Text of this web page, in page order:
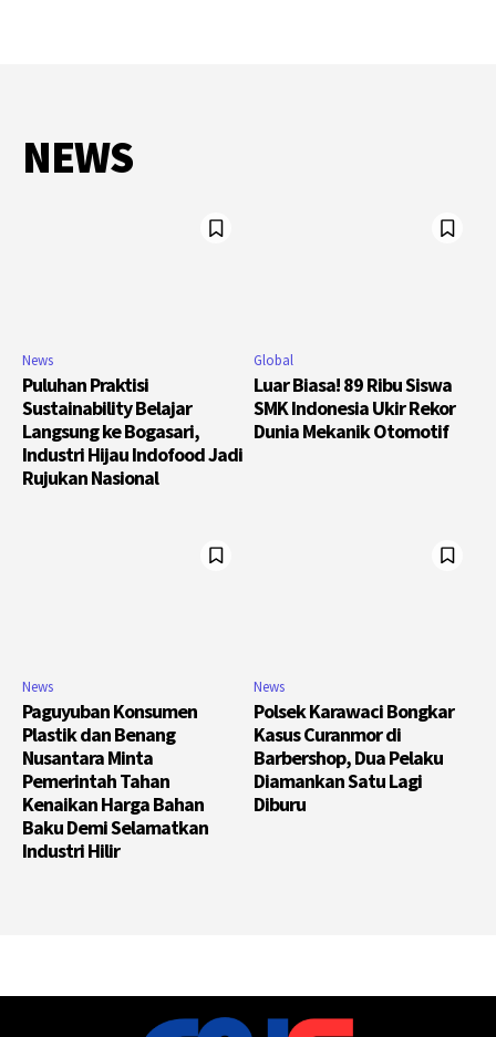
NEWS
News
Puluhan Praktisi
Sustainability Belajar
Langsung ke Bogasari,
Industri Hijau Indofood Jadi
Rujukan Nasional
Global
Luar Biasa! 89 Ribu Siswa
SMK Indonesia Ukir Rekor
Dunia Mekanik Otomotif
News
Paguyuban Konsumen
Plastik dan Benang
Nusantara Minta
Pemerintah Tahan
Kenaikan Harga Bahan
Baku Demi Selamatkan
Industri Hilir
News
Polsek Karawaci Bongkar
Kasus Curanmor di
Barbershop, Dua Pelaku
Diamankan Satu Lagi
Diburu